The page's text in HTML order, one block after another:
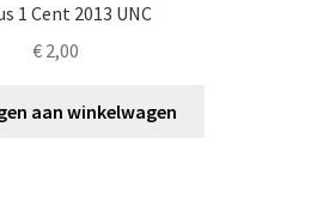
1 Cent 2013 UNC
€2,00
aan winkelwagen